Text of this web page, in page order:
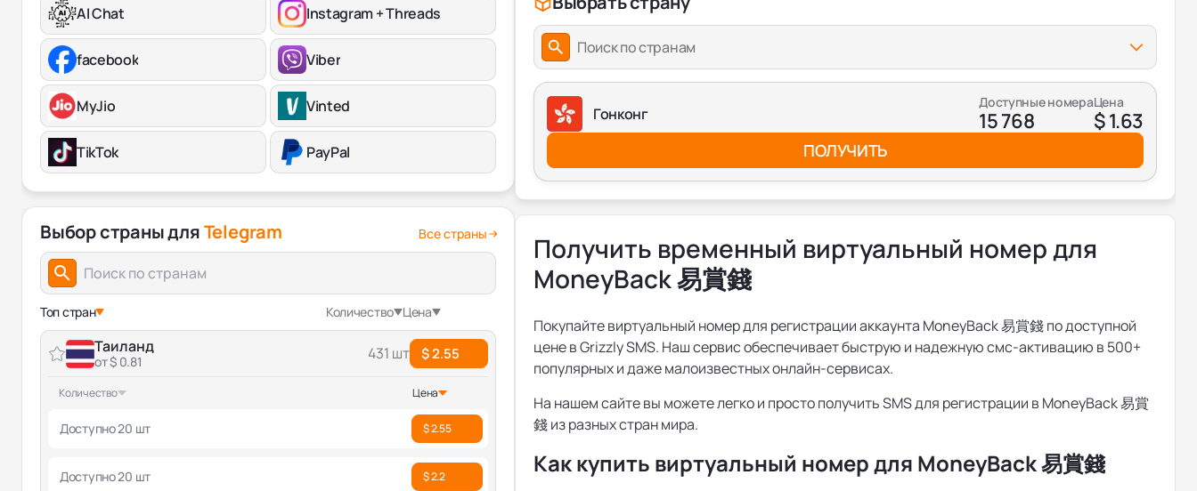
AI Chat Instagram + Threads
facebook Viber
MyJio Vinted
TikTok PayPal
Выбор страны дляTelegram Все страны
Топ стран Количество Цена
Таиланд
от $ 0.81 431 шт $ 2.55
Количество Цена
Доступно 20 шт $ 2.55
Доступно 20 шт $ 2.2
Поиск по странам
Гонконг
Доступные номера
15 768
Цена
$ 1.63
ПОЛУЧИТЬ
Получить временный виртуальный номер для
MoneyBack 易賞錢
Покупайте виртуальный номер для регистрации аккаунта MoneyBack 易賞錢 по доступной
цене в Grizzly SMS. Наш сервис обеспечивает быструю и надежную смс-активацию в 500+
популярных и даже малоизвестных онлайн-сервисах.
На нашем сайте вы можете легко и просто получить SMS для регистрации в MoneyBack 易賞
錢 из разных стран мира.
Как купить виртуальный номер для MoneyBack 易賞錢